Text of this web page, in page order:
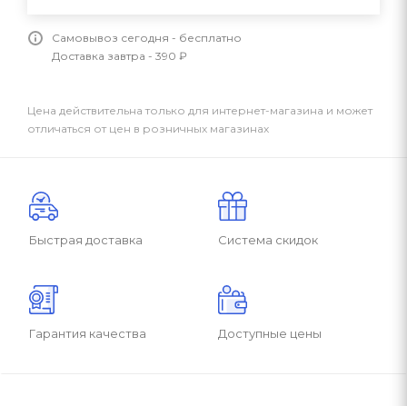
Самовывоз сегодня - бесплатно
Доставка завтра - 390 ₽
Цена действительна только для интернет-магазина и может
отличаться от цен в розничных магазинах
Быстрая доставка Система скидок
Гарантия качества Доступные цены